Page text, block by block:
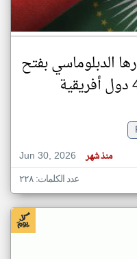
الدبلوماسي بفتح
Jun 30, 2026
منذ شهر
عدد الكلمات: ٢٢٨